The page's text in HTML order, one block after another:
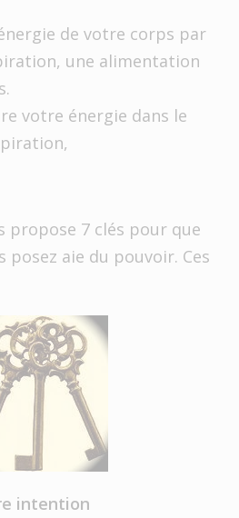
de votre corps par
une alimentation
votre énergie dans le
propose 7 clés pour que
posez aie du pouvoir. Ces
intention